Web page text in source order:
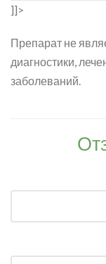
]]>
Препарат не
диагностики,
заболеваний.